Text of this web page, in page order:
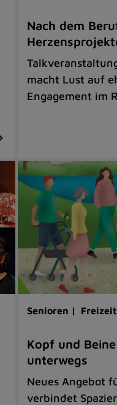
Nach dem
macht Lust auf
Engagement im
Senioren | Freizeit
Kopf und
unterwegs
Neues Angebot
verbindet